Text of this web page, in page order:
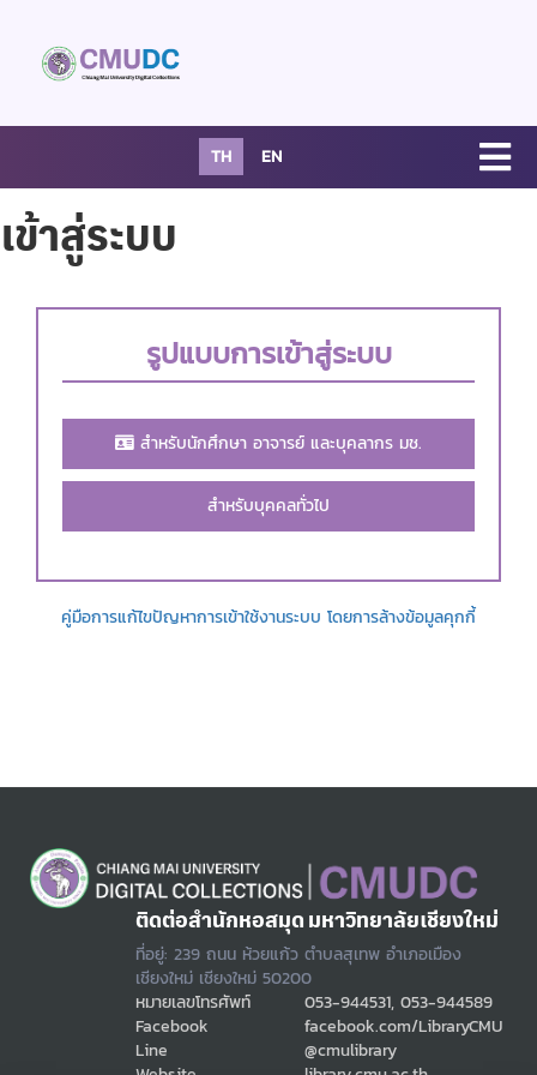
TH EN
เข้าสู่ระบบ
รูปแบบการเข้าสู่ระบบ
สำหรับนักศึกษา อาจารย์ และบุคลากร มช.
สำหรับบุคคลทั่วไป
คู่มือการแก้ไขปัญหาการเข้าใช้งานระบบ โดยการล้างข้อมูลคุกกี้
ติดต่อสำนักหอสมุด มหาวิทยาลัยเชียงใหม่
ที่อยู่: 239 ถนน ห้วยแก้ว ตำบลสุเทพ อำเภอเมือง
เชียงใหม่ เชียงใหม่ 50200
หมายเลขโทรศัพท์ 053-944531, 053-944589
Facebook
facebook.com/LibraryCMU
Line
@cmulibrary